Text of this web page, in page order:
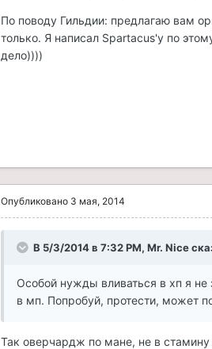
По поводу Гильдии: предлагаю вам
только. Я написал Spartacus'у по
дело))))
Опубликовано 3 мая, 2014
В 5/3/2014 в 7:32 PM, Mr. Nice
Особой нужды вливаться в хп я
в мп. Попробуй, протести, может
Так оверчардж по мане, не в